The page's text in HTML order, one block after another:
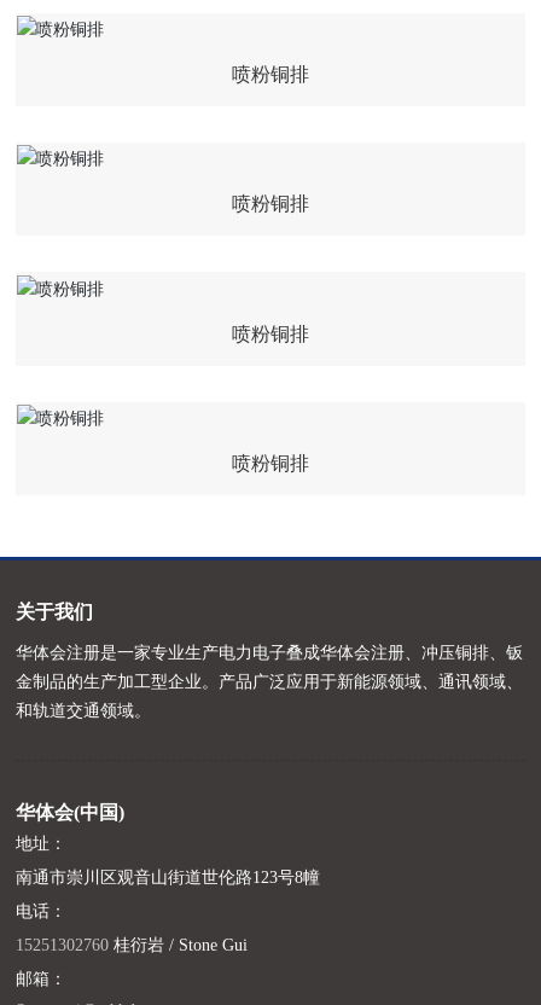
喷粉铜排
喷粉铜排
喷粉铜排
喷粉铜排
关于我们
华体会注册是一家专业生产电力电子叠成华体会注册、冲压铜排、钣
金制品的生产加工型企业。产品广泛应用于新能源领域、通讯领域、
和轨道交通领域。
华体会(中国)
地址：
南通市崇川区观音山街道世伦路123号8幢
电话：
15251302760 桂衍岩 / Stone Gui
邮箱：